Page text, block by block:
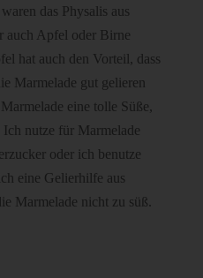
das Physalis aus
auch Apfel oder Birne
hat auch den Vorteil, dass
Marmelade gut gelieren
eine tolle Süße,
Ich nutze für Marmelade
oder ich benutze
eine Gelierhilfe aus
Marmelade nicht zu süß.